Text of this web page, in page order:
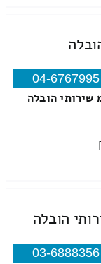
04-6767995
שירותי הובלה
הובלה
03-6888356